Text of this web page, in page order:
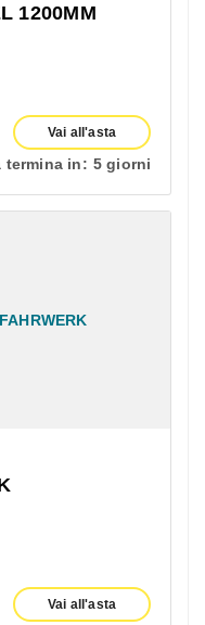
1200MM
Vai all'asta
termina in: 5 giorni
Vai all'asta